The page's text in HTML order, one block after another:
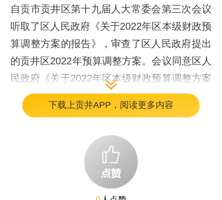
自贡市贡井区第十九届人大常委会第三次会议
听取了区人民政府《关于2022年区本级财政预
算调整方案的报告》，审查了区人民政府提出
的贡井区2022年预算调整方案。会议同意区人
民政府《关于2022年区本级财政预算调整方案
的报告》及区人大财政经济委员会审查结果的
报告，决定批准2022年区本级预算调整方案。
自贡市贡井区人大常委会
下载上贡井APP，阅读更多内容